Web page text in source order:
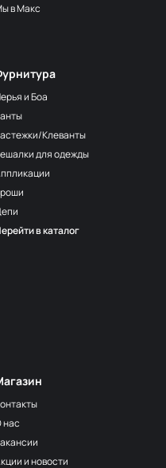
245
2
3
1
1
и Боа
Клеванты
для одежды
в каталог
нас
и новости
в Макс